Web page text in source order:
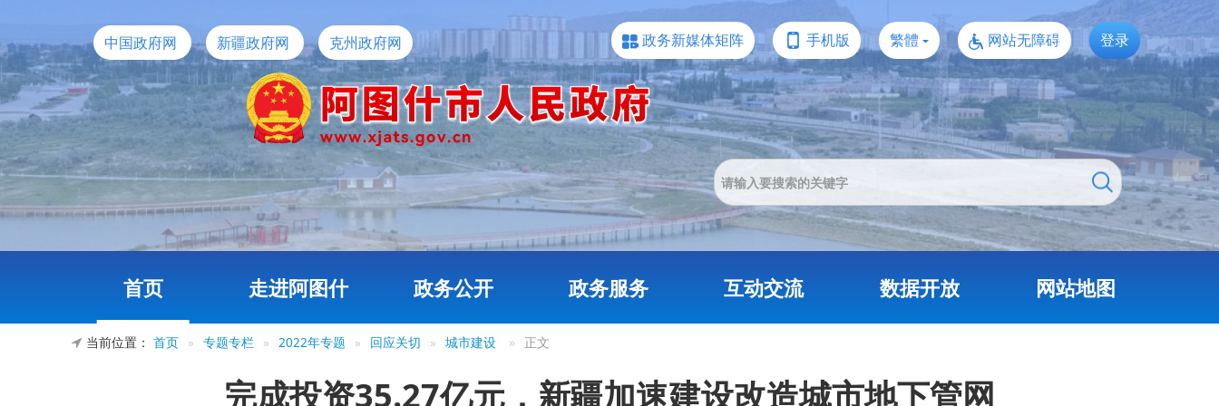
中国政府网 新疆政府网 克州政府网 政务新媒体矩阵 手机版 繁體 网站无障碍 登录
首页 走进阿图什 政务公开 政务服务 互动交流 数据开放 网站地图
当前位置： 首页 » 专题专栏 » 2022年专题 » 回应关切 » 城市建设 » 正文
完成投资35.27亿元，新疆加速建设改造城市地下管网